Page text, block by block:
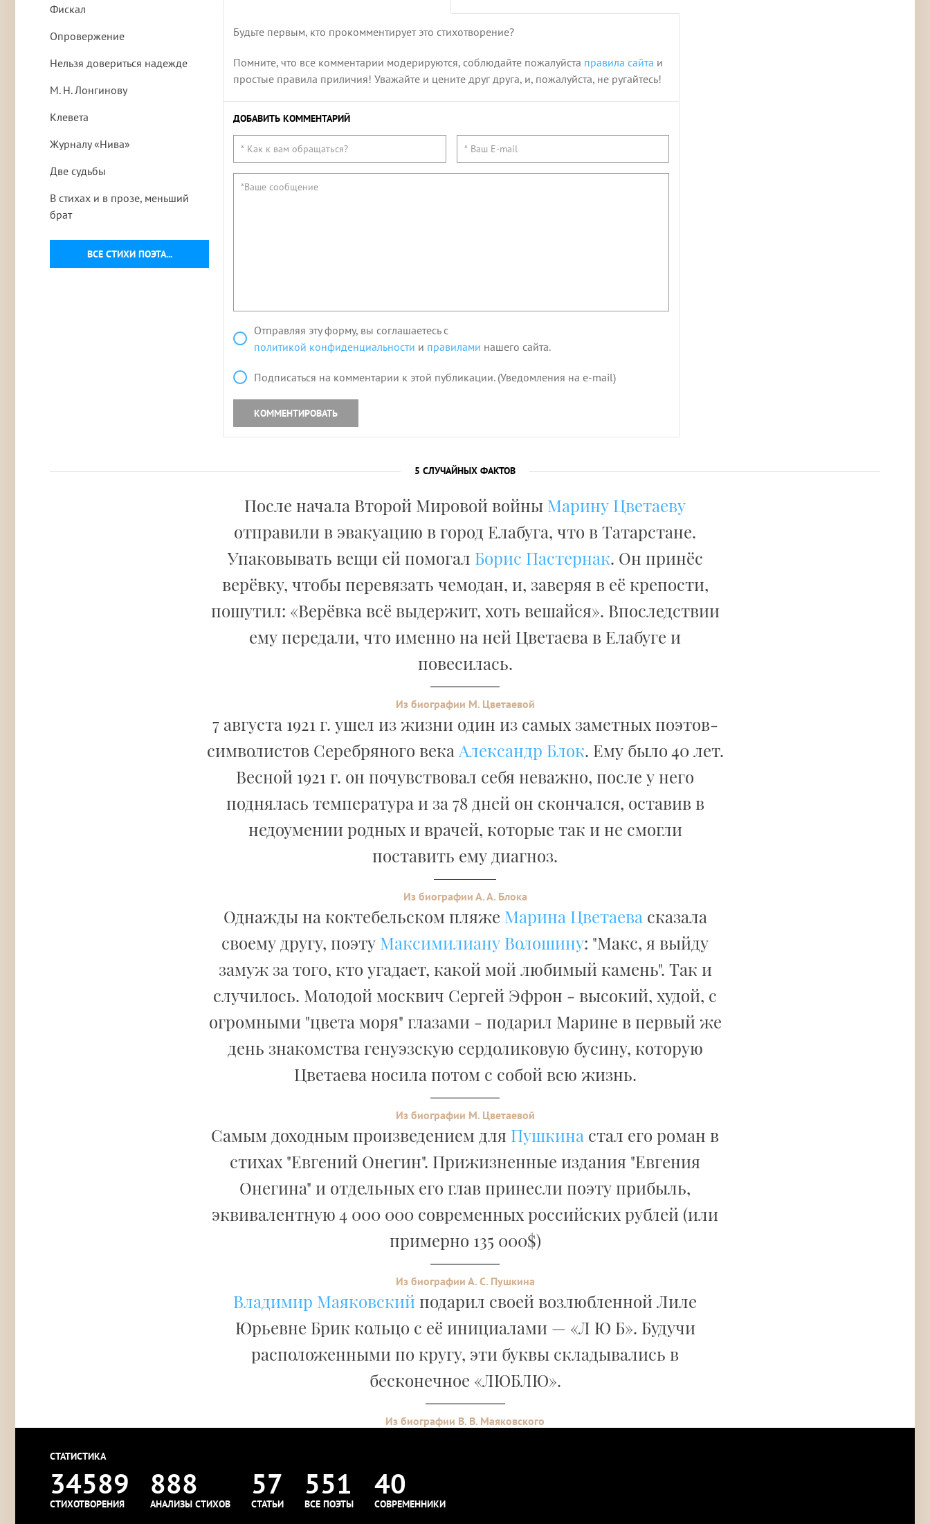
ВСЕ СТИХИ ПОЭТА...
Фискал
Опровержение
Нельзя довериться надежде
М. Н. Лонгинову
Клевета
Журналу «Нива»
Две судьбы
В стихах и в прозе, меньший
брат
Будьте первым, кто прокомментирует это стихотворение?
Помните, что все комментарии модерируются, соблюдайте пожалуйста правила сайта и
простые правила приличия! Уважайте и цените друг друга, и, пожалуйста, не ругайтесь!
ДОБАВИТЬ КОММЕНТАРИЙ
Отправляя эту форму, вы соглашаетесь с
политикой конфиденциальности и правилами нашего сайта.
Подписаться на комментарии к этой публикации. (Уведомления на e-mail)
КОММЕНТИРОВАТЬ
5 СЛУЧАЙНЫХ ФАКТОВ
После начала Второй Мировой войны Марину Цветаеву
отправили в эвакуацию в город Елабуга, что в Татарстане.
Упаковывать вещи ей помогал Борис Пастернак. Он принёс
верёвку, чтобы перевязать чемодан, и, заверяя в её крепости,
пошутил: «Верёвка всё выдержит, хоть вешайся». Впоследствии
ему передали, что именно на ней Цветаева в Елабуге и
повесилась.
Из биографии М. Цветаевой
7 августа 1921 г. ушел из жизни один из самых заметных поэтов-
символистов Серебряного века Александр Блок. Ему было 40 лет.
Весной 1921 г. он почувствовал себя неважно, после у него
поднялась температура и за 78 дней он скончался, оставив в
недоумении родных и врачей, которые так и не смогли
поставить ему диагноз.
Из биографии А. А. Блока
Однажды на коктебельском пляже Марина Цветаева сказала
своему другу, поэту Максимилиану Волошину: "Макс, я выйду
замуж за того, кто угадает, какой мой любимый камень". Так и
случилось. Молодой москвич Сергей Эфрон - высокий, худой, с
огромными "цвета моря" глазами - подарил Марине в первый же
день знакомства генуэзскую сердоликовую бусину, которую
Цветаева носила потом с собой всю жизнь.
Из биографии М. Цветаевой
Самым доходным произведением для Пушкина стал его роман в
стихах "Евгений Онегин". Прижизненные издания "Евгения
Онегина" и отдельных его глав принесли поэту прибыль,
эквивалентную 4 000 000 современных российских рублей (или
примерно 135 000$)
Из биографии А. С. Пушкина
Владимир Маяковскийподарил своей возлюбленной Лиле
Юрьевне Брик кольцо с её инициалами — «Л Ю Б». Будучи
расположенными по кругу, эти буквы складывались в
бесконечное «ЛЮБЛЮ».
Из биографии В. В. Маяковского
СТАТИСТИКА
34589
СТИХОТВОРЕНИЯ
888
АНАЛИЗЫ СТИХОВ
57
СТАТЬИ
551
ВСЕ ПОЭТЫ
40
СОВРЕМЕННИКИ